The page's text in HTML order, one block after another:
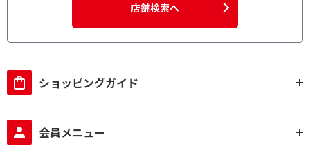
店舗検索へ
ショッピングガイド
会員メニュー